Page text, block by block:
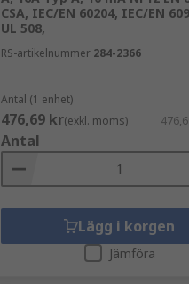
CSA, IEC/EN 60204, IEC/EN
UL 508,
RS-artikelnummer 284-2366
Antal (1 enhet)
476,69 kr(exkl. moms)
Antal
Lägg i korgen
Jämföra